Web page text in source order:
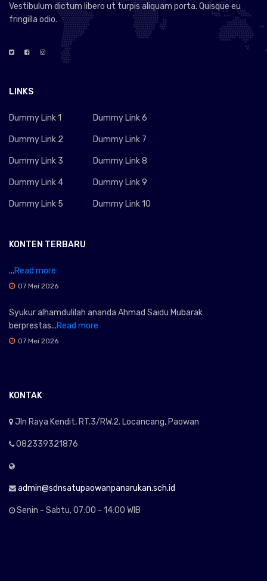
Vestibulum dictum libero ut turpis aliquam porta. Quisque eu
fringilla odio.
LINKS
Dummy Link 1
Dummy Link 2
Dummy Link 3
Dummy Link 4
Dummy Link 5
Dummy Link 6
Dummy Link 7
Dummy Link 8
Dummy Link 9
Dummy Link 10
KONTEN TERBARU
...Read more
07 Mei 2026
Syukur alhamdulilah ananda Ahmad Saidu Mubarak
berprestas...Read more
07 Mei 2026
KONTAK
Jln Raya Kendit, RT.3/RW.2. Locancang, Paowan
082339321876
admin@sdnsatupaowanpanarukan.sch.id
Senin - Sabtu, 07:00 - 14:00 WIB